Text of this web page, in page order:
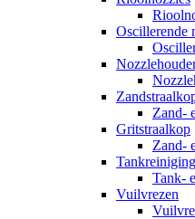
Oscillerende
Zand-
Gritstraalkop
Zand-
Tank-
Vuilvrezen